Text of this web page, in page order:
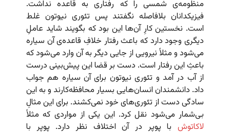
منظومه‌ی شمسی را که رفتاری به قاعده نداشت.
فیزیکدانان بلافاصله نگفتند پس تئوری نیوتون غلط
است. نخستین کارِ آن‌ها این بود که بگویند شاید عاملِ
دیگری وجود دارد که باعث رفتار خلافِ قاعده‌ی آن سیاره
می‌شود و مثلاً نیرویی از جایی دیگر به آن وارد می‌شود که
باعثِ این رفتار است. دست بر قضا این پیش‌بینی درست
از آب در آمد و تئوری نیوتون برای آن سیاره هم جواب
داد. دانشمندان انسان‌هایی بسیار محافظه‌کارند و به این
سادگی دست از تئوری‌های خود نمی‌کشند. برای این مثالِ
بی‌شمار می‌شود نقل کرد. این یکی از مواردی که مثلاً
لاکاتوش با پوپر در آن اختلاف نظر دارد. پوپر با